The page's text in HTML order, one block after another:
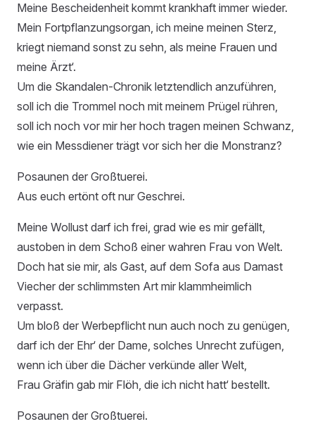
Meine Bescheidenheit kommt krankhaft immer wieder.
Mein Fortpflanzungsorgan, ich meine meinen Sterz,
kriegt niemand sonst zu sehn, als meine Frauen und
meine Ärzt‘.
Um die Skandalen-Chronik letztendlich anzuführen,
soll ich die Trommel noch mit meinem Prügel rühren,
soll ich noch vor mir her hoch tragen meinen Schwanz,
wie ein Messdiener trägt vor sich her die Monstranz?
Posaunen der Großtuerei.
Aus euch ertönt oft nur Geschrei.
Meine Wollust darf ich frei, grad wie es mir gefällt,
austoben in dem Schoß einer wahren Frau von Welt.
Doch hat sie mir, als Gast, auf dem Sofa aus Damast
Viecher der schlimmsten Art mir klammheimlich
verpasst.
Um bloß der Werbepflicht nun auch noch zu genügen,
darf ich der Ehr‘ der Dame, solches Unrecht zufügen,
wenn ich über die Dächer verkünde aller Welt,
Frau Gräfin gab mir Flöh, die ich nicht hatt‘ bestellt.
Posaunen der Großtuerei.